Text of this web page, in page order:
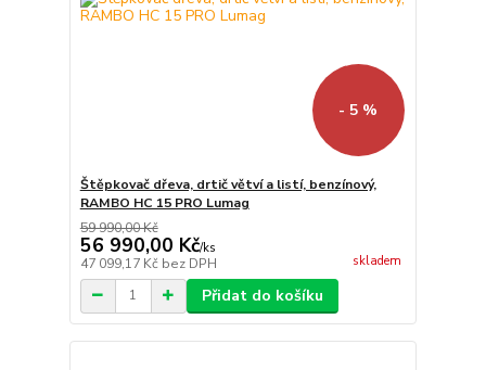
- 5 %
Štěpkovač dřeva, drtič větví a listí, benzínový,
RAMBO HC 15 PRO Lumag
59 990,00 Kč
56 990,00 Kč/ks
47 099,17 Kč bez DPH skladem
Přidat do košíku